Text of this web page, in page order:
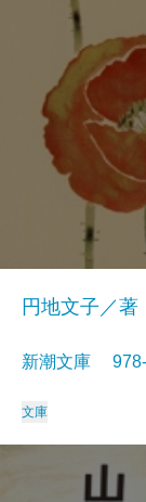
円地文子／著
新潮文庫
文庫